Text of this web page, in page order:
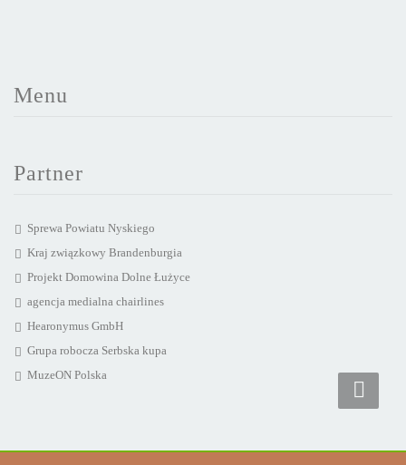
Menu
Partner
Sprewa Powiatu Nyskiego
Kraj związkowy Brandenburgia
Projekt Domowina Dolne Łużyce
agencja medialna chairlines
Hearonymus GmbH
Grupa robocza Serbska kupa
MuzeON Polska